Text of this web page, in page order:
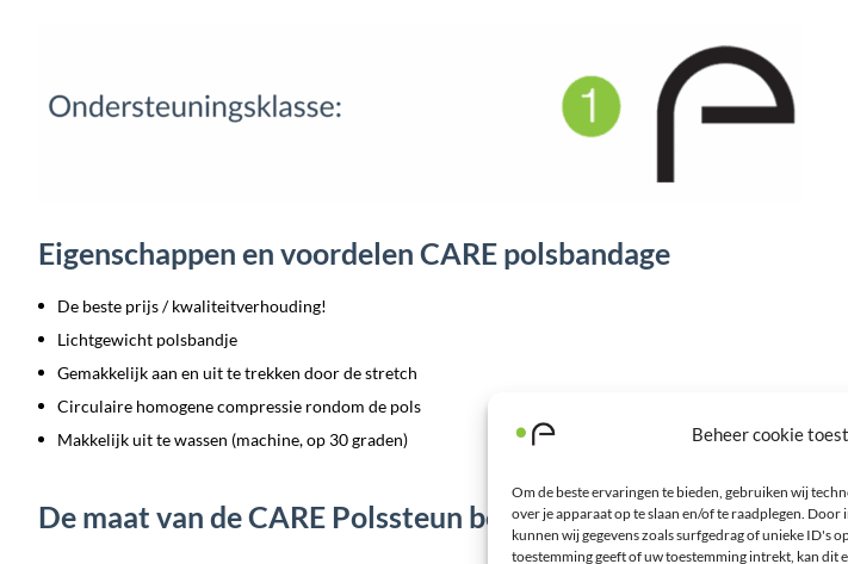
Beheer cookie
Om de beste ervaringen te bieden, gebruiken wij
over je apparaat op te slaan en/of te raadplegen.
kunnen wij gegevens zoals surfgedrag of unieke ID's
toestemming geeft of uw toestemming intrekt, kan dit
Eigenschappen en voordelen CARE polsbandage
De beste prijs / kwaliteitverhouding!
Lichtgewicht polsbandje
Gemakkelijk aan en uit te trekken door de stretch
Circulaire homogene compressie rondom de pols
Makkelijk uit te wassen (machine, op 30 graden)
De maat van de CARE Polssteun bepalen